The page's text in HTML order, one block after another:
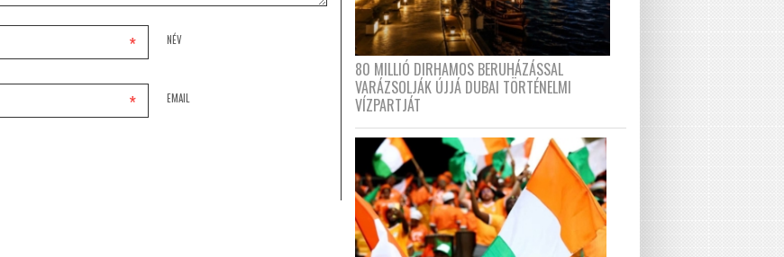
NÉV
*
EMAIL
*
80 MILLIÓ DIRHAMOS BERUHÁZÁSSAL
VARÁZSOLJÁK ÚJJÁ DUBAI TÖRTÉNELMI
VÍZPARTJÁT